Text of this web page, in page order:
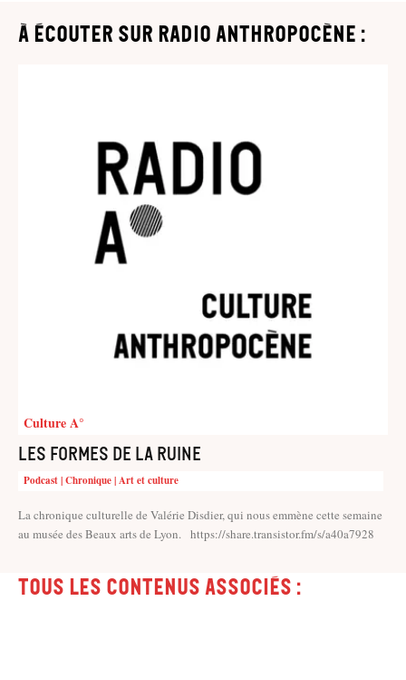
à écouter sur Radio Anthropocène :
Culture A°
Les formes de la ruine
Podcast | Chronique | Art et culture
La chronique culturelle de Valérie Disdier, qui nous emmène cette semaine
au musée des Beaux arts de Lyon. https://share.transistor.fm/s/a40a7928
Tous les contenus associés :